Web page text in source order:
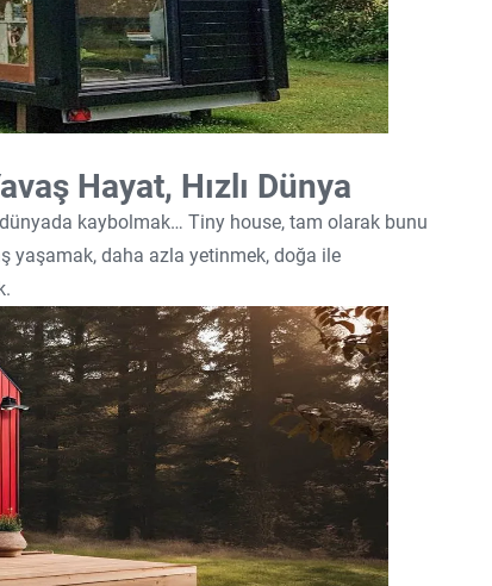
Hayat, Hızlı Dünya
kaybolmak… Tiny house, tam olarak bunu
yaşamak, daha azla yetinmek, doğa ile